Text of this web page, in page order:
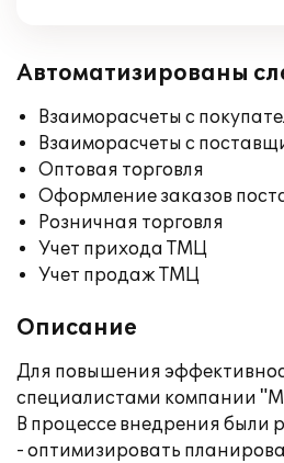
Автоматизированы
Взаиморасчеты с
Взаиморасчеты с
Оптовая торговля
Оформление заказов
Розничная торговля
Учет прихода ТМЦ
Учет продаж ТМЦ
Описание
Для повышения
специалистами компании
В процессе внедрения
- оптимизировать